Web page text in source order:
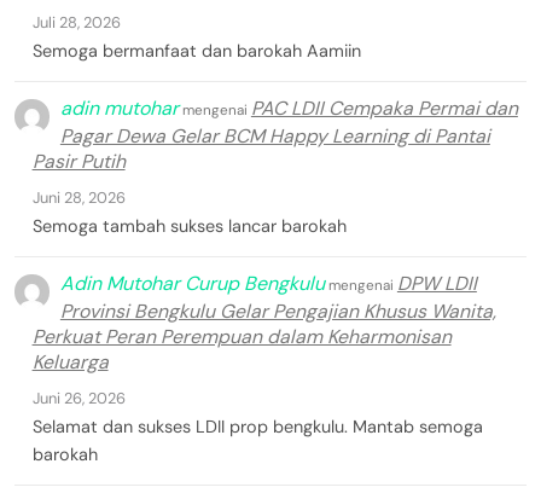
Juli 28, 2026
Semoga bermanfaat dan barokah Aamiin
adin mutoharmengenai PAC LDII Cempaka Permai dan
Pagar Dewa Gelar BCM Happy Learning di Pantai
Pasir Putih
Juni 28, 2026
Semoga tambah sukses lancar barokah
Adin Mutohar Curup Bengkulumengenai DPW LDII
Provinsi Bengkulu Gelar Pengajian Khusus Wanita,
Perkuat Peran Perempuan dalam Keharmonisan
Keluarga
Juni 26, 2026
Selamat dan sukses LDII prop bengkulu. Mantab semoga
barokah